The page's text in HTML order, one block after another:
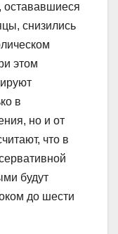
остававшиеся
снизились
этом
в
но и от
что в
будут
до шести